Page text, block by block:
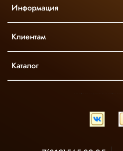
Информация
Клиентам
Каталог